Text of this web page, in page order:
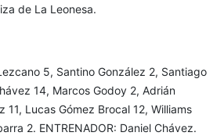
de La Leonesa.
5, Santino González 2, Santiago
14, Marcos Godoy 2, Adrián
11, Lucas Gómez Brocal 12, Williams
2. ENTRENADOR: Daniel Chávez.